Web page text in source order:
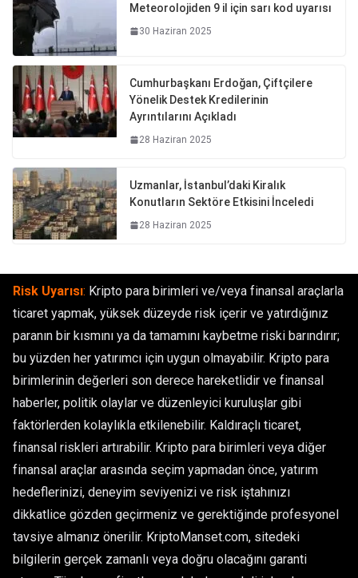
Meteorolojiden 9 il için sarı kod uyarısı
30 Haziran 2025
Cumhurbaşkanı Erdoğan, Çiftçilere
Yönelik Destek Kredilerinin
Ayrıntılarını Açıkladı
28 Haziran 2025
Uzmanlar, İstanbul’daki Kiralık
Konutların Sektöre Etkisini İnceledi
28 Haziran 2025
Risk Uyarısı: Kripto para birimleri ve/veya finansal araçlarla
ticaret yapmak, yüksek düzeyde risk içerir ve yatırdığınız
paranın bir kısmını ya da tamamını kaybetme riski barındırır;
bu yüzden her yatırımcı için uygun olmayabilir. Kripto para
birimlerinin değerleri son derece hareketlidir ve finansal
haberler, politik olaylar ve düzenleyici kuruluşlar gibi
faktörlerden kolaylıkla etkilenebilir. Kaldıraçlı ticaret,
finansal riskleri artırabilir. Kripto para birimleri veya diğer
finansal araçlar arasında seçim yapmadan önce, yatırım
hedeflerinizi, deneyim seviyenizi ve risk iştahınızı
dikkatlice gözden geçirmeniz ve gerektiğinde profesyonel
tavsiye almanız önerilir. KriptoManset.com, sitedeki
bilgilerin gerçek zamanlı veya doğru olacağını garanti